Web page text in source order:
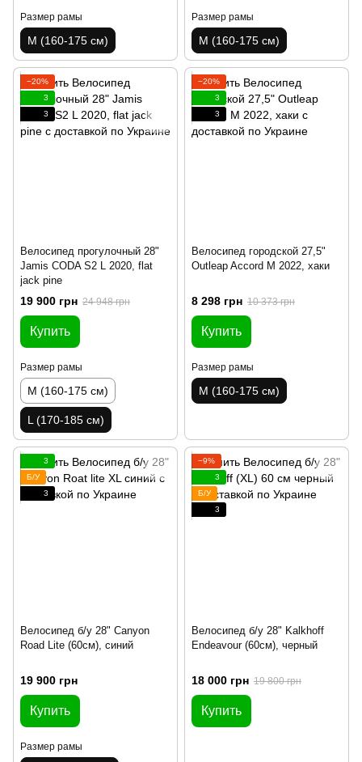
Размер рамы
M (160-175 см)
Размер рамы
M (160-175 см)
−20%
3
3
Велосипед прогулочный 28"
Jamis CODA S2 L 2020, flat
jack pine
19 900 грн 24 948 грн
Купить
Размер рамы
M (160-175 см)
L (170-185 см)
−20%
3
3
Велосипед городской 27,5"
Outleap Accord M 2022, хаки
8 298 грн 10 373 грн
Купить
Размер рамы
M (160-175 см)
3
Б/У
3
Велосипед б/у 28" Canyon
Road Lite (60см), синий
19 900 грн
Купить
Размер рамы
−9%
3
Б/У
3
Велосипед б/у 28" Kalkhoff
Endeavour (60см), черный
18 000 грн 19 800 грн
Купить